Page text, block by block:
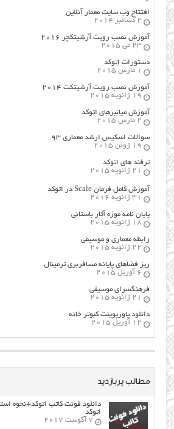
افتتاح وب سایت معمار آنلاین
2 دسامبر 2014
آموزش نصب رویت آرشیتکچر ۲۰۱۶
23 می 2015
دستورات اتوکد
1 مارس 2015
آموزش نصب رویت آرشیتکت ۲۰۱۴
19 ژانویه 2015
آموزش میانبرهای اتوکد
2 مارس 2015
سوالات اسکیس ارشد معماری ۹۳
19 ژوئن 2015
ترفند های اتوکد
21 ژانویه 2015
آموزش کامل فرمان Scale در اتوکد
31 ژانویه 2016
پایان نامه موزه آثار باستانی
18 ژانویه 2015
رابطه معماری و موسیقی
22 ژانویه 2015
ریز فضاهای پایانه مسافربری ترمینال
6 آوریل 2015
فرهنگسراي موسيقي
21 ژانویه 2015
دانلود پاورپوینت کبوتر خانه
12 آوریل 2015
مطالب پربازدید
دانلود فونت کاتب اتوکد+نحوه
اتوکد
7 آگوست 2017